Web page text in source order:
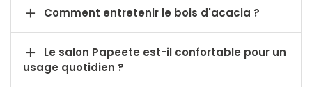
 Comment entretenir le bois d'acacia ?

Le salon Papeete est-il confortable pour un
usage quotidien ?